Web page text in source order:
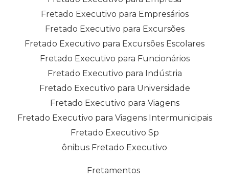
Fretado Executivo para Empresários
Fretado Executivo para Excursões
Fretado Executivo para Excursões Escolares
Fretado Executivo para Funcionários
Fretado Executivo para Indústria
Fretado Executivo para Universidade
Fretado Executivo para Viagens
Fretado Executivo para Viagens Intermunicipais
Fretado Executivo Sp
ônibus Fretado Executivo
Fretamentos